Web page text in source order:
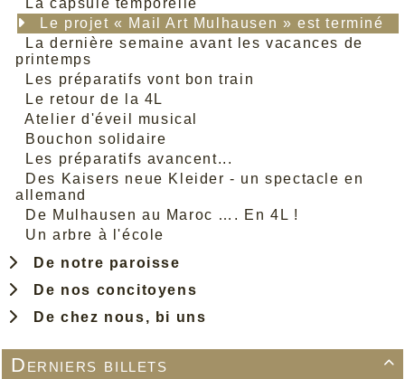
La capsule temporelle
Le projet « Mail Art Mulhausen » est terminé
La dernière semaine avant les vacances de
printemps
Les préparatifs vont bon train
Le retour de la 4L
Atelier d'éveil musical
Bouchon solidaire
Les préparatifs avancent...
Des Kaisers neue Kleider - un spectacle en
allemand
De Mulhausen au Maroc …. En 4L !
Un arbre à l'école
De notre paroisse
De nos concitoyens
De chez nous, bi uns

Derniers billets